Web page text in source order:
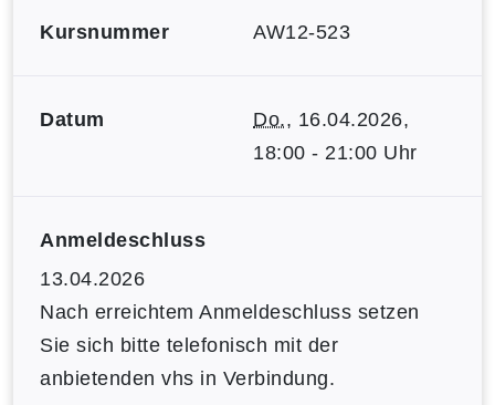
Kursnummer AW12-523
Datum Do., 16.04.2026,
18:00 - 21:00 Uhr
Anmeldeschluss
13.04.2026
Nach erreichtem Anmeldeschluss setzen
Sie sich bitte telefonisch mit der
anbietenden vhs in Verbindung.